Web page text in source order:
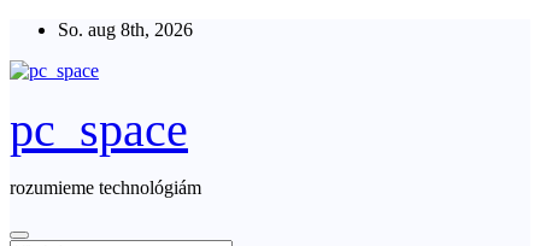
Skip
content
So. aug 8th, 2026
pc_space
rozumieme technológiám